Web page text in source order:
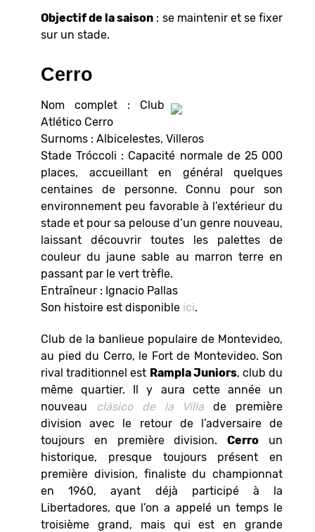
Objectif de la saison : se maintenir et se fixer
sur un stade.
Cerro
Nom complet : Club
Atlético Cerro
Surnoms : Albicelestes, Villeros
Stade Tróccoli : Capacité normale de 25 000
places, accueillant en général quelques
centaines de personne. Connu pour son
environnement peu favorable à l’extérieur du
stade et pour sa pelouse d’un genre nouveau,
laissant découvrir toutes les palettes de
couleur du jaune sable au marron terre en
passant par le vert trèfle.
Entraîneur : Ignacio Pallas
Son histoire est disponible ici.
Club de la banlieue populaire de Montevideo,
au pied du Cerro, le Fort de Montevideo. Son
rival traditionnel est Rampla Juniors, club du
même quartier. Il y aura cette année un
nouveau clásico de la Villa
de première
division
avec le retour de l’adversaire de
toujours en première division.Cerro un
historique, presque toujours présent en
première division, finaliste du championnat
en 1960, ayant déjà participé à la
Libertadores, que l’on a appelé un temps le
troisième grand, mais qui est en grande